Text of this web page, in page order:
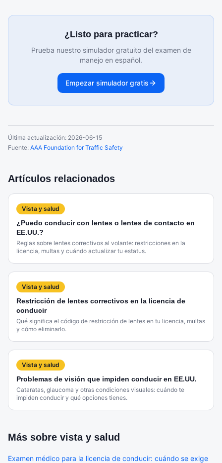
¿Listo para practicar?
Prueba nuestro simulador gratuito del examen de
manejo en español.
Empezar simulador gratis
Última actualización: 2026-06-15
Fuente: AAA Foundation for Traffic Safety
Artículos relacionados
Vista y salud
¿Puedo conducir con lentes o lentes de contacto en
EE.UU.?
Reglas sobre lentes correctivos al volante: restricciones en la
licencia, multas y cuándo actualizar tu estatus.
Vista y salud
Restricción de lentes correctivos en la licencia de
conducir
Qué significa el código de restricción de lentes en tu licencia, multas
y cómo eliminarlo.
Vista y salud
Problemas de visión que impiden conducir en EE.UU.
Cataratas, glaucoma y otras condiciones visuales: cuándo te
impiden conducir y qué opciones tienes.
Más sobre vista y salud
Examen médico para la licencia de conducir: cuándo se exige